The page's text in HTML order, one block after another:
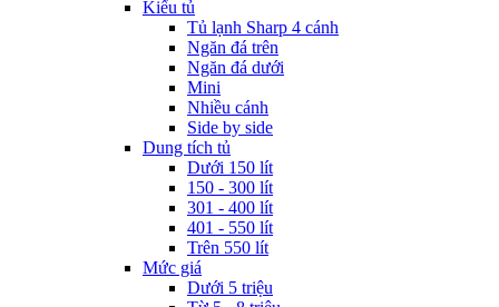
Kiểu tủ
Tủ lạnh Sharp 4 cánh
Ngăn đá trên
Ngăn đá dưới
Mini
Nhiều cánh
Side by side
Dung tích tủ
Dưới 150 lít
150 - 300 lít
301 - 400 lít
401 - 550 lít
Trên 550 lít
Mức giá
Dưới 5 triệu